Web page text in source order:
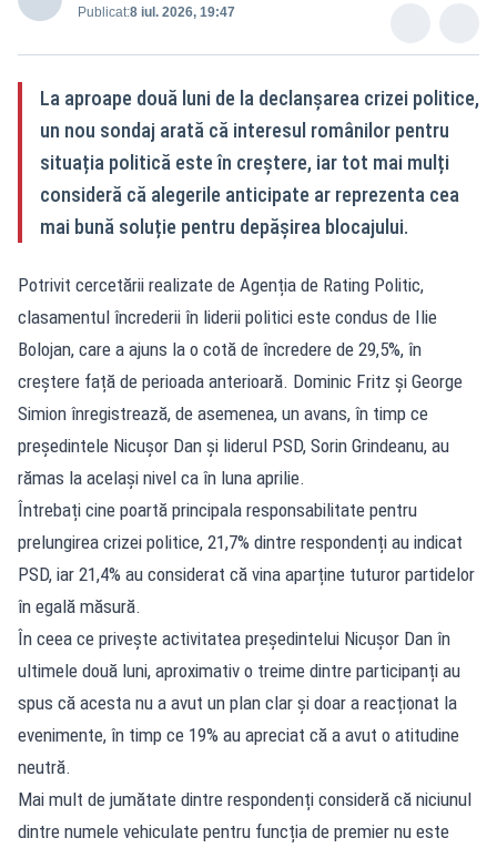
Publicat:8 iul. 2026, 19:47
La aproape două luni de la declanșarea crizei politice,
un nou sondaj arată că interesul românilor pentru
situația politică este în creștere, iar tot mai mulți
consideră că alegerile anticipate ar reprezenta cea
mai bună soluție pentru depășirea blocajului.
Potrivit cercetării realizate de Agenția de Rating Politic,
clasamentul încrederii în liderii politici este condus de Ilie
Bolojan, care a ajuns la o cotă de încredere de 29,5%, în
creștere față de perioada anterioară. Dominic Fritz și George
Simion înregistrează, de asemenea, un avans, în timp ce
președintele Nicușor Dan și liderul PSD, Sorin Grindeanu, au
rămas la același nivel ca în luna aprilie.
Întrebați cine poartă principala responsabilitate pentru
prelungirea crizei politice, 21,7% dintre respondenți au indicat
PSD, iar 21,4% au considerat că vina aparține tuturor partidelor
în egală măsură.
În ceea ce privește activitatea președintelui Nicușor Dan în
ultimele două luni, aproximativ o treime dintre participanți au
spus că acesta nu a avut un plan clar și doar a reacționat la
evenimente, în timp ce 19% au apreciat că a avut o atitudine
neutră.
Mai mult de jumătate dintre respondenți consideră că niciunul
dintre numele vehiculate pentru funcția de premier nu este